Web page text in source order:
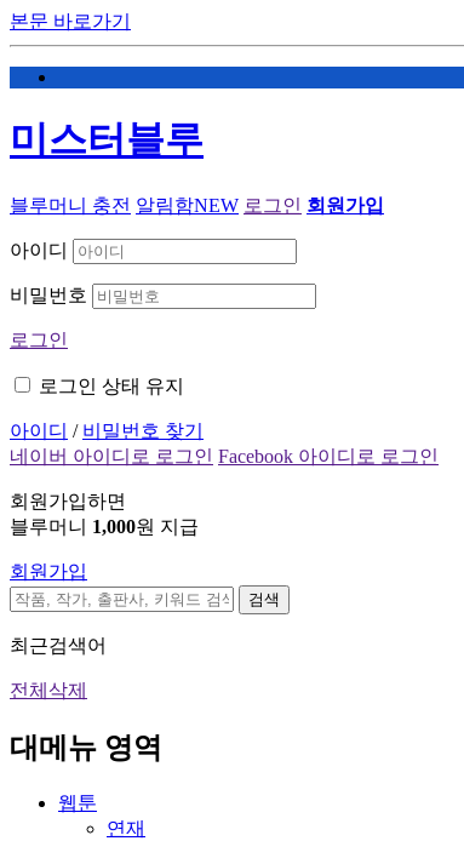
본문 바로가기
미스터블루
블루머니 충전 알림함NEW 로그인 회원가입
아이디
비밀번호
로그인
로그인 상태 유지
아이디 / 비밀번호 찾기
네이버 아이디로 로그인 Facebook 아이디로 로그인
회원가입하면
블루머니 1,000원 지급
회원가입
검색
최근검색어
전체삭제
대메뉴 영역
웹툰
연재